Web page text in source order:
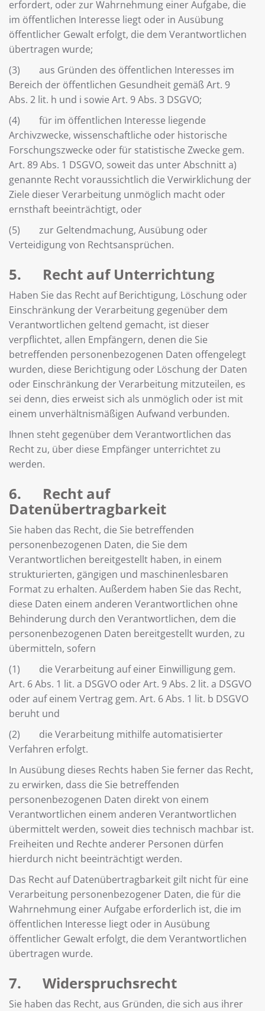
erfordert, oder zur Wahrnehmung einer Aufgabe, die
im öffentlichen Interesse liegt oder in Ausübung
öffentlicher Gewalt erfolgt, die dem Verantwortlichen
übertragen wurde;
(3) aus Gründen des öffentlichen Interesses im
Bereich der öffentlichen Gesundheit gemäß Art. 9
Abs. 2 lit. h und i sowie Art. 9 Abs. 3 DSGVO;
(4) für im öffentlichen Interesse liegende
Archivzwecke, wissenschaftliche oder historische
Forschungszwecke oder für statistische Zwecke gem.
Art. 89 Abs. 1 DSGVO, soweit das unter Abschnitt a)
genannte Recht voraussichtlich die Verwirklichung der
Ziele dieser Verarbeitung unmöglich macht oder
ernsthaft beeinträchtigt, oder
(5) zur Geltendmachung, Ausübung oder
Verteidigung von Rechtsansprüchen.
5. Recht auf Unterrichtung
Haben Sie das Recht auf Berichtigung, Löschung oder
Einschränkung der Verarbeitung gegenüber dem
Verantwortlichen geltend gemacht, ist dieser
verpflichtet, allen Empfängern, denen die Sie
betreffenden personenbezogenen Daten offengelegt
wurden, diese Berichtigung oder Löschung der Daten
oder Einschränkung der Verarbeitung mitzuteilen, es
sei denn, dies erweist sich als unmöglich oder ist mit
einem unverhältnismäßigen Aufwand verbunden.
Ihnen steht gegenüber dem Verantwortlichen das
Recht zu, über diese Empfänger unterrichtet zu
werden.
6. Recht auf
Datenübertragbarkeit
Sie haben das Recht, die Sie betreffenden
personenbezogenen Daten, die Sie dem
Verantwortlichen bereitgestellt haben, in einem
strukturierten, gängigen und maschinenlesbaren
Format zu erhalten. Außerdem haben Sie das Recht,
diese Daten einem anderen Verantwortlichen ohne
Behinderung durch den Verantwortlichen, dem die
personenbezogenen Daten bereitgestellt wurden, zu
übermitteln, sofern
(1) die Verarbeitung auf einer Einwilligung gem.
Art. 6 Abs. 1 lit. a DSGVO oder Art. 9 Abs. 2 lit. a DSGVO
oder auf einem Vertrag gem. Art. 6 Abs. 1 lit. b DSGVO
beruht und
(2) die Verarbeitung mithilfe automatisierter
Verfahren erfolgt.
In Ausübung dieses Rechts haben Sie ferner das Recht,
zu erwirken, dass die Sie betreffenden
personenbezogenen Daten direkt von einem
Verantwortlichen einem anderen Verantwortlichen
übermittelt werden, soweit dies technisch machbar ist.
Freiheiten und Rechte anderer Personen dürfen
hierdurch nicht beeinträchtigt werden.
Das Recht auf Datenübertragbarkeit gilt nicht für eine
Verarbeitung personenbezogener Daten, die für die
Wahrnehmung einer Aufgabe erforderlich ist, die im
öffentlichen Interesse liegt oder in Ausübung
öffentlicher Gewalt erfolgt, die dem Verantwortlichen
übertragen wurde.
7. Widerspruchsrecht
Sie haben das Recht, aus Gründen, die sich aus ihrer